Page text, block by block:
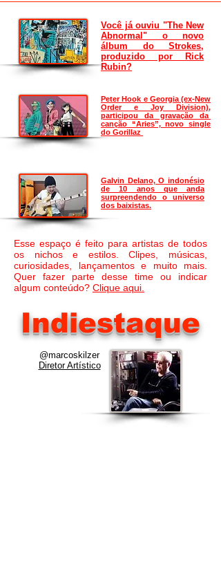
Você já ouviu "The New
Abnormal" o novo
álbum do Strokes,
produzido por Rick
Rubin?
Peter Hook e Georgia (ex-New
Order e Joy Division),
participou da gravação da
canção “Aries”, novo single
do Gorillaz
Galvin Delano, O indonésio
de 10 anos que anda
surpreendendo o universo
dos baixistas.
Esse espaço é feito para artistas de todos
os nichos e estilos. Clipes, músicas,
curiosidades, lançamentos e muito mais.
Quer fazer parte desse time ou indicar
algum conteúdo? Clique aqui.
Indiestaque
@marcoskilzer
Diretor Artístico